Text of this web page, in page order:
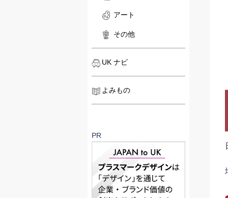
アート
その他
UK ナビ
よみもの
PR